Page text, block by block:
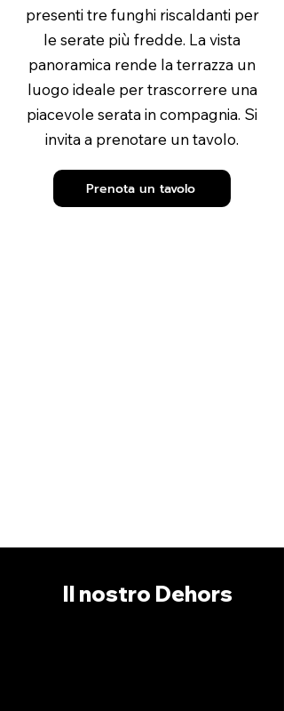
presenti tre funghi riscaldanti per
le serate più fredde. La vista
panoramica rende la terrazza un
luogo ideale per trascorrere una
piacevole serata in compagnia. Si
invita a prenotare un tavolo.
Prenota un tavolo
Il nostro Dehors